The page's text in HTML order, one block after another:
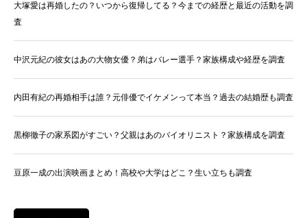
大塚愛は再婚したの？いつから復帰してる？今までの経歴と最近の活動を調
査
中沢元紀の彼女はあの大物女優？弟はバレー選手？家族構成や経歴を調査
内田有紀の再婚相手は誰？元俳優でイケメンって本当？過去の結婚歴も調査
黒柳徹子の家系図がすごい？父親はあのバイオリニスト？家族構成を調査
豆原一成の出演映画まとめ！高校や大学はどこ？生い立ちも調査